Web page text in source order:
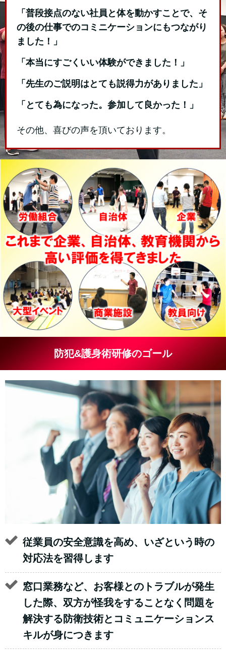
「普段接点のない社員と体を動かすことで、そ
の後の仕事でのコミニケーションにもつながり
ました！」
「本当にすごくいい体験ができました！」
「先生のご説明はとても説得力がありました」
「とても為になった。参加して良かった！」
その他、喜びの声を頂いております。
防犯&護身術研修のゴール
従業員の安全意識を高め、いざという時の
対応法を習得します
窓口業務など、お客様とのトラブルが発生
した際、双方が怪我をすることなく問題を
解決する防衛技術とコミュニケーションス
キルが身につきます